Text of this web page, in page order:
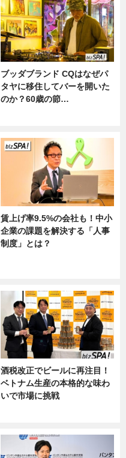
ブッダブランド CQはなぜパ
タヤに移住してバーを開いた
のか？60歳の節…
賃上げ率9.5%の会社も！中小
企業の課題を解決する「人事
制度」とは？
酒税改正でビールに再注目！
ベトナム生産の本格的な味わ
いで市場に挑戦